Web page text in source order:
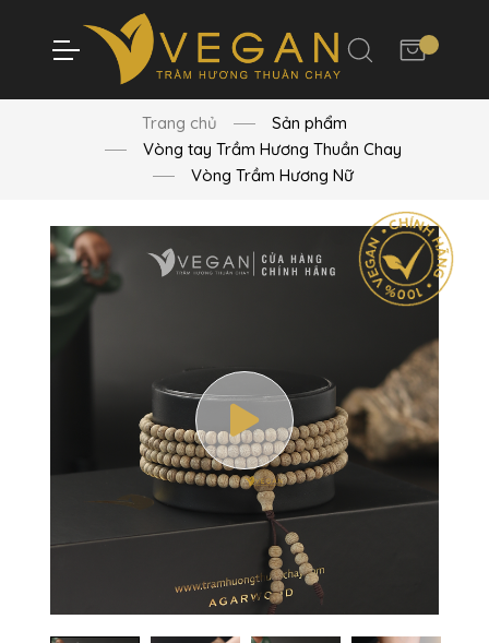
Trang chủ
Sản phẩm
Vòng tay Trầm Hương Thuần Chay
Vòng Trầm Hương Nữ